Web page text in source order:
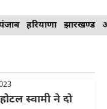
हरियाणा झारखण्ड
स्वामी ने दो